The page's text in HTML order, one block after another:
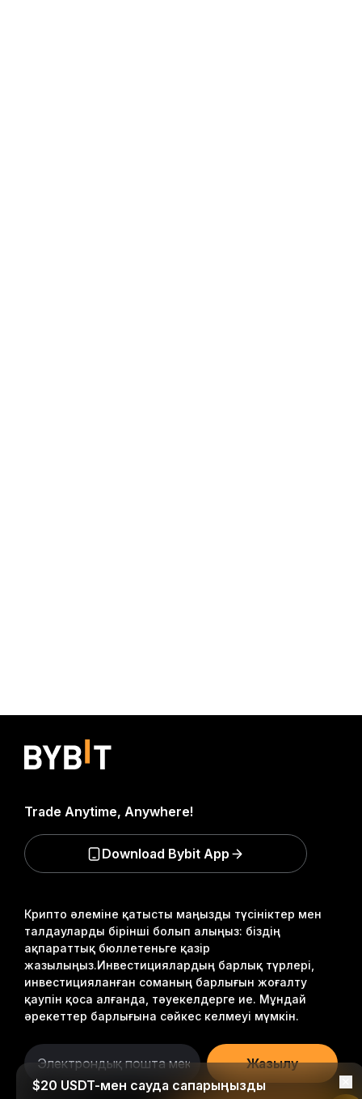
Крипто әлеміне қатысты маңызды түсініктер мен
талдауларды бірінші болып алыңыз: біздің
ақпараттық бюллетеньге қазір
жазылыңыз.Инвестициялардың барлық түрлері,
инвестицияланған соманың барлығын жоғалту
қаупін қоса алғанда, тәуекелдерге ие. Мұндай
әрекеттер барлығына сәйкес келмеуі мүмкін.
Жазылу
Trade Anytime, Anywhere!
Download Bybit App
$20 USDT-мен сауда сапарыңызды